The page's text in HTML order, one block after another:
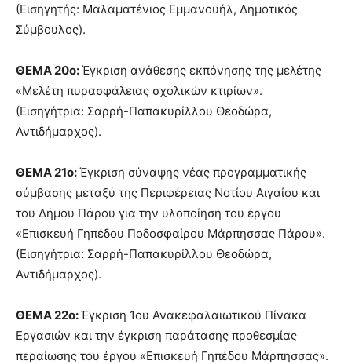
(Εισηγητής: Μαλαματένιος Εμμανουήλ, Δημοτικός
Σύμβουλος).
ΘΕΜΑ 20ο:Έγκριση ανάθεσης εκπόνησης της μελέτης
«Μελέτη πυρασφάλειας σχολικών κτιρίων».
(Εισηγήτρια: Σαρρή-Παπακυρίλλου Θεοδώρα,
Αντιδήμαρχος).
ΘΕΜΑ 21ο:Έγκριση σύναψης νέας προγραμματικής
σύμβασης μεταξύ της Περιφέρειας Νοτίου Αιγαίου και
του Δήμου Πάρου για την υλοποίηση του έργου
«Επισκευή Γηπέδου Ποδοσφαίρου Μάρπησσας Πάρου».
(Εισηγήτρια: Σαρρή-Παπακυρίλλου Θεοδώρα,
Αντιδήμαρχος).
ΘΕΜΑ 22ο:Έγκριση 1ου Ανακεφαλαιωτικού Πίνακα
Εργασιών και την έγκριση παράτασης προθεσμίας
περαίωσης του έργου «Επισκευή Γηπέδου Μάρπησσας».